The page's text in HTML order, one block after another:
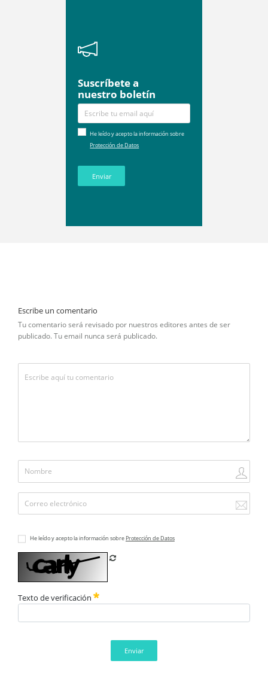
Suscríbete a
nuestro boletín
He leído y acepto la información sobre
Protección de Datos
Enviar
Escribe un comentario
Tu comentario será revisado por nuestros editores antes de ser
publicado. Tu email nunca será publicado.
He leído y acepto la información sobre Protección de Datos
Texto de verificación
Enviar